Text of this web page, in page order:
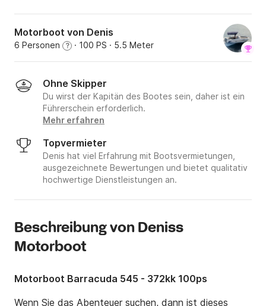
Motorboot von Denis
6 Personen ? · 100 PS · 5.5 Meter
Ohne Skipper
Du wirst der Kapitän des Bootes sein, daher ist ein
Führerschein erforderlich.
Mehr erfahren
Topvermieter
Denis hat viel Erfahrung mit Bootsvermietungen,
ausgezeichnete Bewertungen und bietet qualitativ
hochwertige Dienstleistungen an.
Beschreibung von Deniss
Motorboot
Motorboot Barracuda 545 - 372kk 100ps
Wenn Sie das Abenteuer suchen, dann ist dieses